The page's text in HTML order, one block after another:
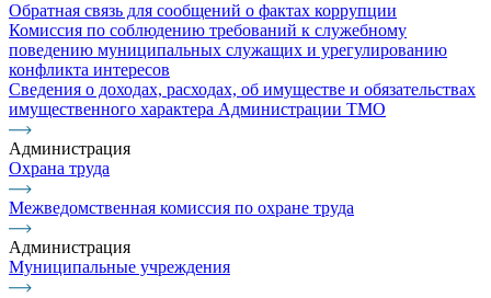
Обратная связь для сообщений о фактах коррупции
Комиссия по соблюдению требований к служебному
поведению муниципальных служащих и урегулированию
конфликта интересов
Сведения о доходах, расходах, об имуществе и обязательствах
имущественного характера Администрации ТМО
Администрация
Охрана труда
Межведомственная комиссия по охране труда
Администрация
Муниципальные учреждения